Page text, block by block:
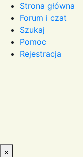
Strona główna
Forum i czat
Szukaj
Pomoc
Rejestracja
×